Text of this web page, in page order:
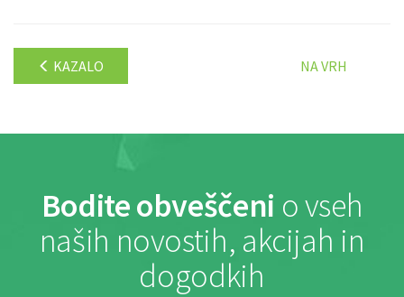
KAZALO NA VRH
Bodite obveščeni o vseh
naših novostih, akcijah in
dogodkih